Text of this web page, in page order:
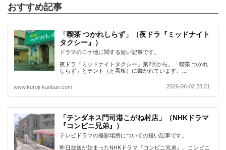
おすすめ記事
「喫茶 つかれしらず」（夜ドラ『ミッドナイト
タクシー』）
ドラマのロケ地に関する短い記事です。
夜ドラ『ミッドナイトタクシー』第2回から。「喫茶 つかれ
しらず」とテント（と看板）に書かれています。…
www.kuroji-kanban.com 2026-06-02 23:21
「テンダネス門司港こがね村店」（NHKドラマ
『コンビニ兄弟』）
テレビドラマの撮影場所についての短い記事です。
昨日放送が始まったNHKドラマ『コンビニ兄弟』。コンビニ